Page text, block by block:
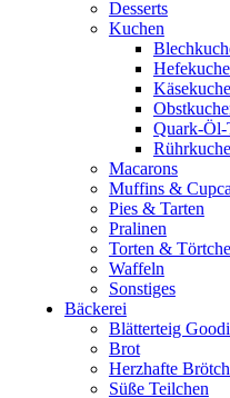
Desserts
Kuchen
Quark-Öl-
Macarons
Muffins &
Pies & Tarten
Pralinen
Torten &
Waffeln
Sonstiges
Bäckerei
Blätterteig
Brot
Herzhafte
Süße Teilchen